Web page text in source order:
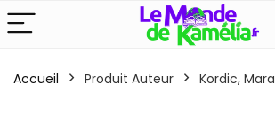
Accueil Produit Auteur Kordic, Mara